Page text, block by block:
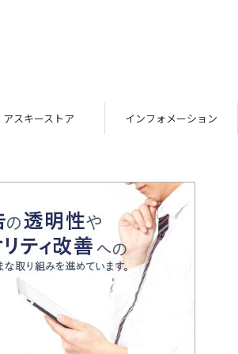
アスキーストア インフォメーション